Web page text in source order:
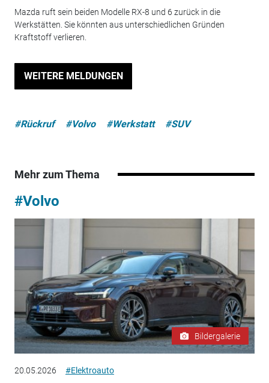
Mazda ruft sein beiden Modelle RX-8 und 6 zurück in die
Werkstätten. Sie könnten aus unterschiedlichen Gründen
Kraftstoff verlieren.
WEITERE MELDUNGEN
#Rückruf #Volvo #Werkstatt #SUV
Mehr zum Thema
#Volvo
Bildergalerie
20.05.2026 #Elektroauto